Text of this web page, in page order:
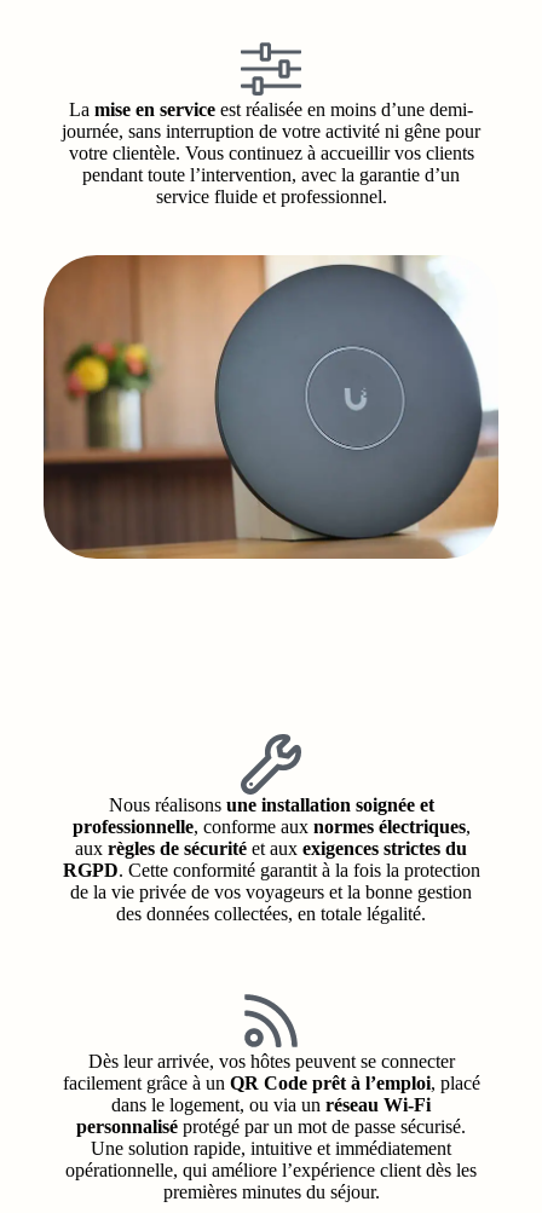
La mise en service est réalisée en moins d’une demi-
journée, sans interruption de votre activité ni gêne pour
votre clientèle. Vous continuez à accueillir vos clients
pendant toute l’intervention, avec la garantie d’un
service fluide et professionnel.
Nous réalisons une installation soignée et
professionnelle, conforme aux normes électriques,
aux règles de sécurité et aux exigences strictes du
RGPD. Cette conformité garantit à la fois la protection
de la vie privée de vos voyageurs et la bonne gestion
des données collectées, en totale légalité.
Dès leur arrivée, vos hôtes peuvent se connecter
facilement grâce à un QR Code prêt à l’emploi, placé
dans le logement, ou via un réseau Wi-Fi
personnalisé protégé par un mot de passe sécurisé.
Une solution rapide, intuitive et immédiatement
opérationnelle, qui améliore l’expérience client dès les
premières minutes du séjour.